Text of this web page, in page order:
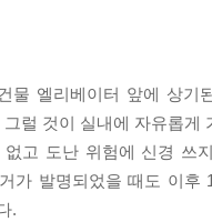
서울 : 서울 어반 라이딩
접어 두고 배낭을 들쳐 메
브롬톤 말고도 수많은
고 자기 몸 위에 올라타
만큼 매력 넘치는 존재가
물 엘리베이터 앞에 상
럴 것이 실내에 자유롭
없고 도난 위험에 신경 쓰
가 발명되었을 때도 이
.